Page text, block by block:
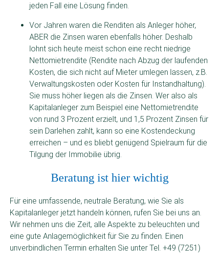
jeden Fall eine Lösung finden.
Vor Jahren waren die Renditen als Anleger höher,
ABER die Zinsen waren ebenfalls höher. Deshalb
lohnt sich heute meist schon eine recht niedrige
Nettomietrendite (Rendite nach Abzug der laufenden
Kosten, die sich nicht auf Mieter umlegen lassen, z.B.
Verwaltungskosten oder Kosten für Instandhaltung).
Sie muss höher liegen als die Zinsen. Wer also als
Kapitalanleger zum Beispiel eine Nettomietrendite
von rund 3 Prozent erzielt, und 1,5 Prozent Zinsen für
sein Darlehen zahlt, kann so eine Kostendeckung
erreichen – und es bliebt genügend Spielraum für die
Tilgung der Immobilie übrig.
Beratung ist hier wichtig
Für eine umfassende, neutrale Beratung, wie Sie als
Kapitalanleger jetzt handeln können, rufen Sie bei uns an.
Wir nehmen uns die Zeit, alle Aspekte zu beleuchten und
eine gute Anlagemöglichkeit für Sie zu finden. Einen
unverbindlichen Termin erhalten Sie unter Tel. +49 (7251)